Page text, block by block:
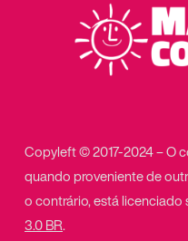
Copyleft © 2017-2024 – O
quando proveniente de
o contrário, está licenciado
3.0 BR.